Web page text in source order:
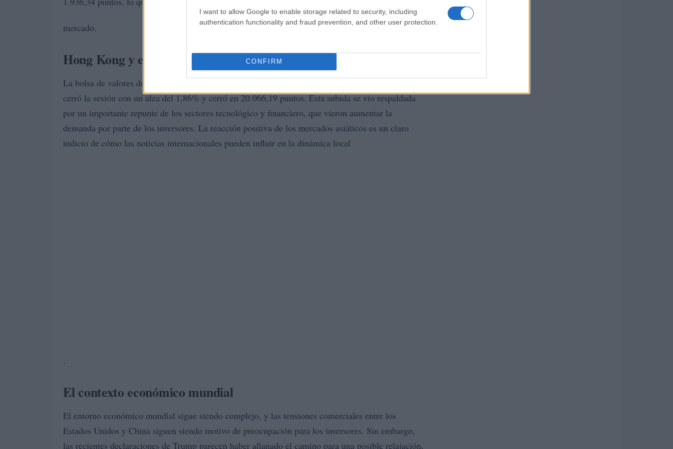
I want to allow Google to enable storage related to security, including
authentication functionality and fraud prevention, and other user protection.
CONFIRM
mercado.
Hong Kong y el clima positivo
La bolsa de valores de Hong Kong se benefició de este clima de optimismo: el índice Hang Seng
cerró la sesión con un alza del 1,86% y cerró en 20.066,19 puntos. Esta subida se vio respaldada
por un importante repunte de los sectores tecnológico y financiero, que vieron aumentar la
demanda por parte de los inversores. La reacción positiva de los mercados asiáticos es un claro
indicio de cómo las noticias internacionales pueden influir en la dinámica local
.
El contexto económico mundial
El entorno económico mundial sigue siendo complejo, y las tensiones comerciales entre los
Estados Unidos y China siguen siendo motivo de preocupación para los inversores. Sin embargo,
las recientes declaraciones de Trump parecen haber allanado el camino para una posible relajación,